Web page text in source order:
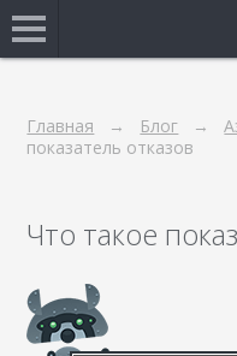
Главная Блог
показатель отказов
Что такое